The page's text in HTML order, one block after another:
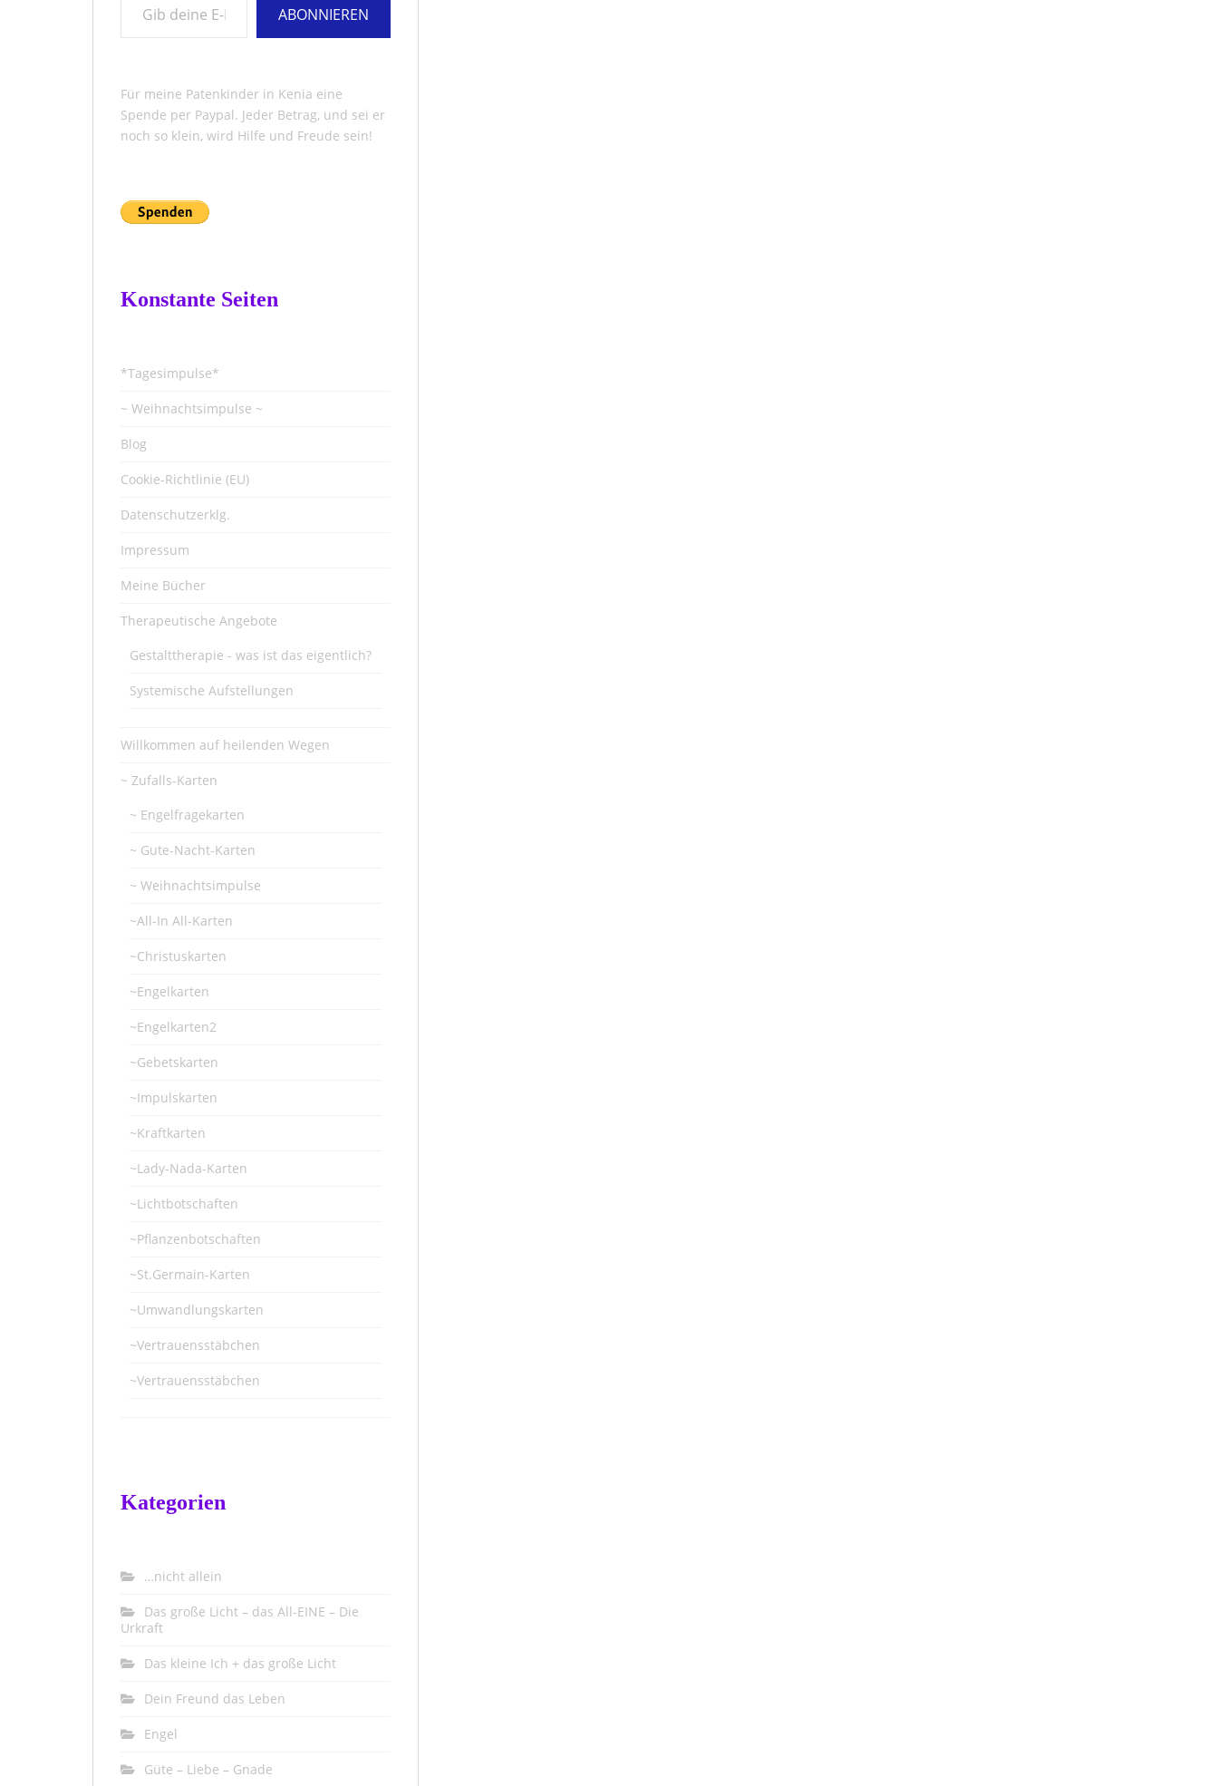
ABONNIEREN
Für meine Patenkinder in Kenia eine
Spende per Paypal. Jeder Betrag, und sei er
noch so klein, wird Hilfe und Freude sein!
Konstante Seiten
*Tagesimpulse*
~ Weihnachtsimpulse ~
Blog
Cookie-Richtlinie (EU)
Datenschutzerklg.
Impressum
Meine Bücher
Therapeutische Angebote
Gestalttherapie - was ist das eigentlich?
Systemische Aufstellungen
Willkommen auf heilenden Wegen
~ Zufalls-Karten
~ Engelfragekarten
~ Gute-Nacht-Karten
~ Weihnachtsimpulse
~All-In All-Karten
~Christuskarten
~Engelkarten
~Engelkarten2
~Gebetskarten
~Impulskarten
~Kraftkarten
~Lady-Nada-Karten
~Lichtbotschaften
~Pflanzenbotschaften
~St.Germain-Karten
~Umwandlungskarten
~Vertrauensstäbchen
~Vertrauensstäbchen
Kategorien
…nicht allein
Das große Licht – das All-EINE – Die
Urkraft
Das kleine Ich + das große Licht
Dein Freund das Leben
Engel
Güte – Liebe – Gnade